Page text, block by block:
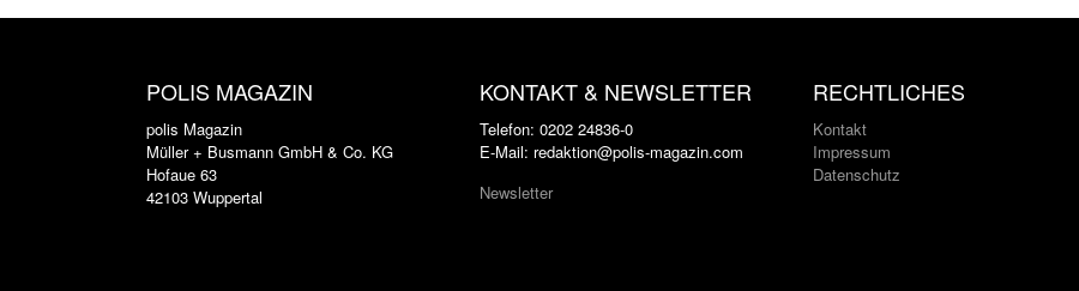
POLIS MAGAZIN
polis Magazin
Müller + Busmann GmbH & Co. KG
Hofaue 63
42103 Wuppertal
KONTAKT & NEWSLETTER
Telefon: 0202 24836-0
E-Mail: redaktion@polis-magazin.com
Newsletter
RECHTLICHES
Kontakt
Impressum
Datenschutz